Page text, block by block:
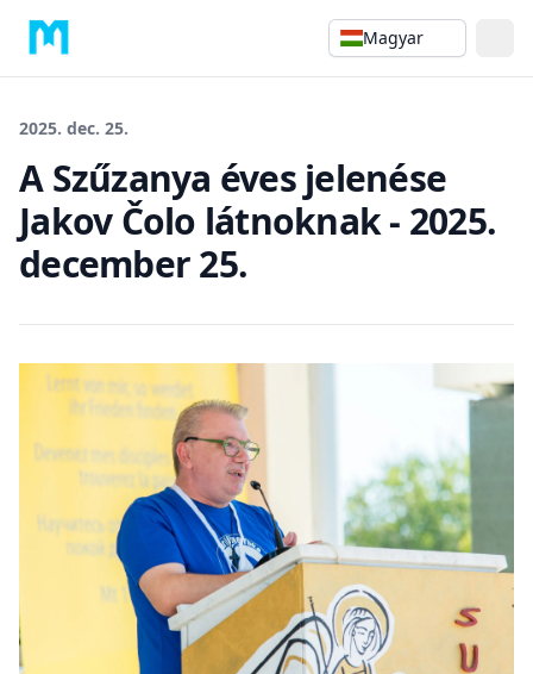
Magyar
2025. dec. 25.
A Szűzanya éves jelenése
Jakov Čolo látnoknak - 2025.
december 25.